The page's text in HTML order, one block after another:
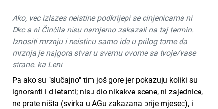
Ako, vec izlazes neistine podkrijepi se cinjenicama ni
Dkc a ni Činčila nisu namjerno zakazali na taj termin.
Iznositi mrznju i neistinu samo ide u prilog tome da
mrznja je najgora stvar u svemu ovome sa tvoje/vase
strane. ka Leni
Pa ako su "slučajno" tim još gore jer pokazuju koliki su
ignoranti i diletanti; nisu dio nikakve scene, ni zajednice,
ne prate ništa (svirka u AGu zakazana prije mjesec), i